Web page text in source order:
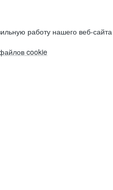
работу нашего веб-
cookie